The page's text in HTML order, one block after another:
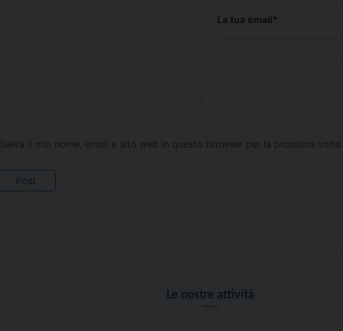
La tua email*
Salva il mio nome, email e sito web in questo browser per la prossima
Le nostre attività